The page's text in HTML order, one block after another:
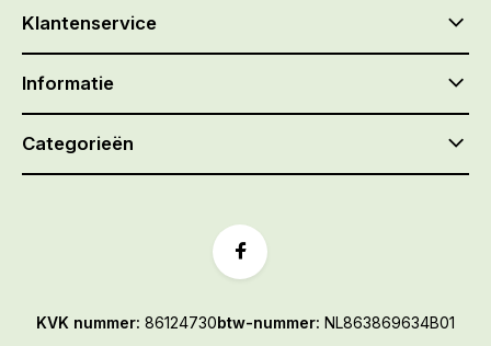
Klantenservice
Informatie
Categorieën
KVK nummer: 86124730btw-nummer: NL863869634B01